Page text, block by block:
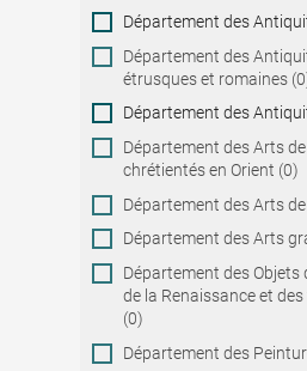
Collection
Département des
Département des
étrusques et romaines
Département des
Département des Arts
chrétientés en Orient (0)
Département des Arts
Département des Arts
Département des Objets
de la Renaissance et
(0)
Département des